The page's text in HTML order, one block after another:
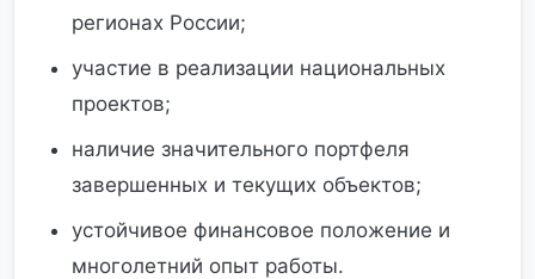
регионах России;
участие в реализации национальных
проектов;
наличие значительного портфеля
завершенных и текущих объектов;
устойчивое финансовое положение и
многолетний опыт работы.